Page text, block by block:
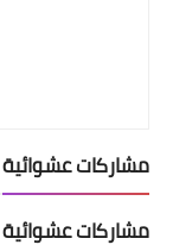
مشاركات عشوائية
مشاركات عشوائية